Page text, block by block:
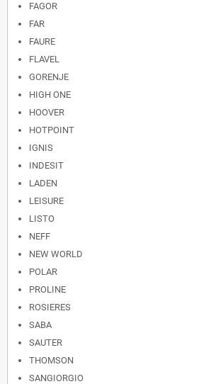
FAGOR
FAR
FAURE
FLAVEL
GORENJE
HIGH ONE
HOOVER
HOTPOINT
IGNIS
INDESIT
LADEN
LEISURE
LISTO
NEFF
NEW WORLD
POLAR
PROLINE
ROSIERES
SABA
SAUTER
THOMSON
SANGIORGIO